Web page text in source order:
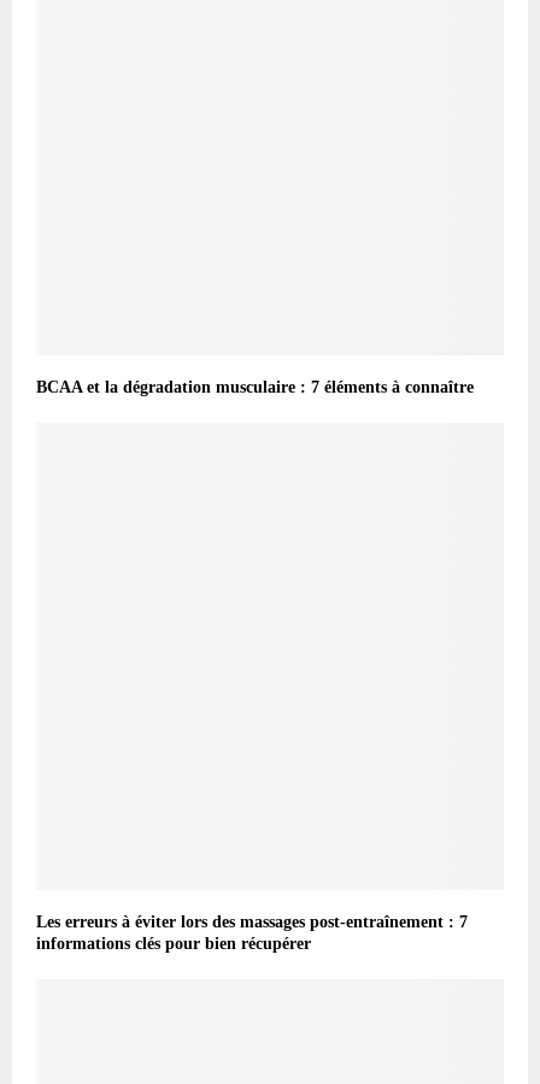
BCAA et la dégradation musculaire : 7 éléments à connaître
Les erreurs à éviter lors des massages post-entraînement : 7
informations clés pour bien récupérer